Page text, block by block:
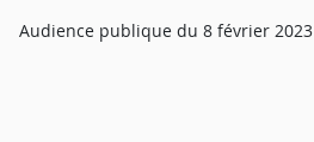
Audience publique du 8 février 2023